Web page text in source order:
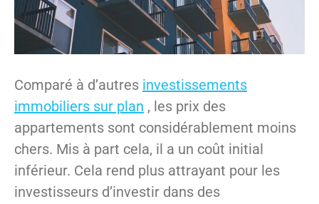
Comparé à d’autres investissements
immobiliers sur plan , les prix des
appartements sont considérablement moins
chers. Mis à part cela, il a un coût initial
inférieur. Cela rend plus attrayant pour les
investisseurs d’investir dans des